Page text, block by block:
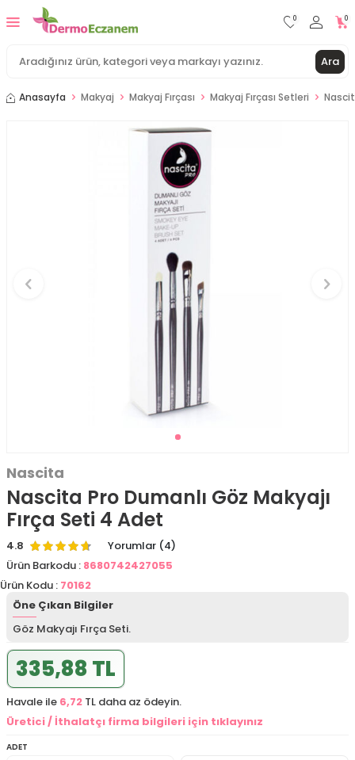
Ara
0 0
Anasayfa Makyaj Makyaj Fırçası Makyaj Fırçası Setleri
Nascita
Nascita Pro Dumanlı Göz Makyajı
Fırça Seti 4 Adet
4.8
Yorumlar (4)
Ürün Barkodu : 8680742427055
Ürün Kodu : 70162
Öne Çıkan Bilgiler
Göz Makyajı Fırça Seti.
335,88 TL
Havale ile 6,72 TL daha az ödeyin.
Üretici / İthalatçı firma bilgileri için tıklayınız
ADET